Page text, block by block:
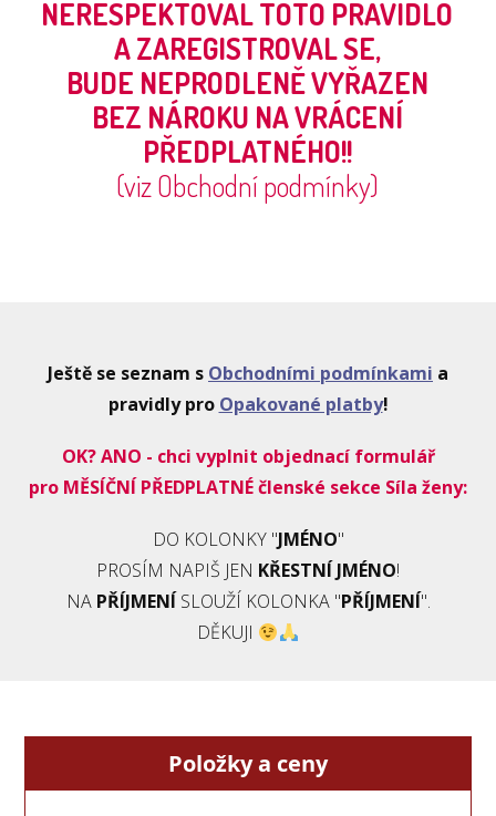
NERESPEKTOVAL TOTO PRAVIDLO
A ZAREGISTROVAL SE,
BUDE NEPRODLENĚ VYŘAZEN
BEZ NÁROKU NA VRÁCENÍ
PŘEDPLATNÉHO!!
(viz Obchodní podmínky)
Ještě se seznam s Obchodními podmínkami a
pravidly pro Opakované platby!
OK? ANO - chci vyplnit objednací formulář
pro MĚSÍČNÍ PŘEDPLATNÉ členské sekce Síla ženy:
DO KOLONKY "JMÉNO"
PROSÍM NAPIŠ JEN KŘESTNÍ JMÉNO!
NA PŘÍJMENÍSLOUŽÍ KOLONKA "PŘÍJMENÍ".
DĚKUJI
Položky a ceny